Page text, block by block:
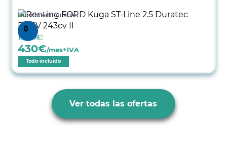
Híbrido enchufable
Desde:
430€/mes+IVA
Todo incluido
Ver todas las ofertas